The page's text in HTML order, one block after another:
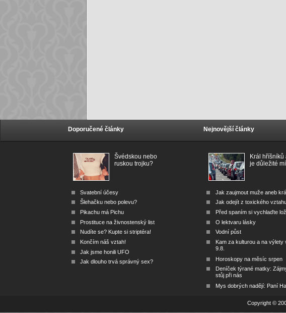
Doporučené články
Švédskou nebo
ruskou trojku?
Svatební účesy
Šlehačku nebo polevu?
Pikachu má Pichu
Prostituce na živnostenský list
Nudíte se? Kupte si striptéra!
Končím náš vztah!
Jak jsme honili UFO
Jak dlouho trvá správný sex?
Nejnovější články
Král hříšníků
je důležité
Jak zaujmout muže aneb
Jak odejít z toxického
Před spaním si vychlaďte
O lektvaru lásky
Vodní půst
Kam za kulturou a na výlety
9.8.
Horoskopy na měsíc srpen
Deníček týrané matky:
stůj při nás
Mys dobrých nadějí: Paní
Copyright ©